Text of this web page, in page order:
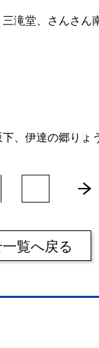
滝堂、さんさん
、伊達の郷りょ
覧へ戻る